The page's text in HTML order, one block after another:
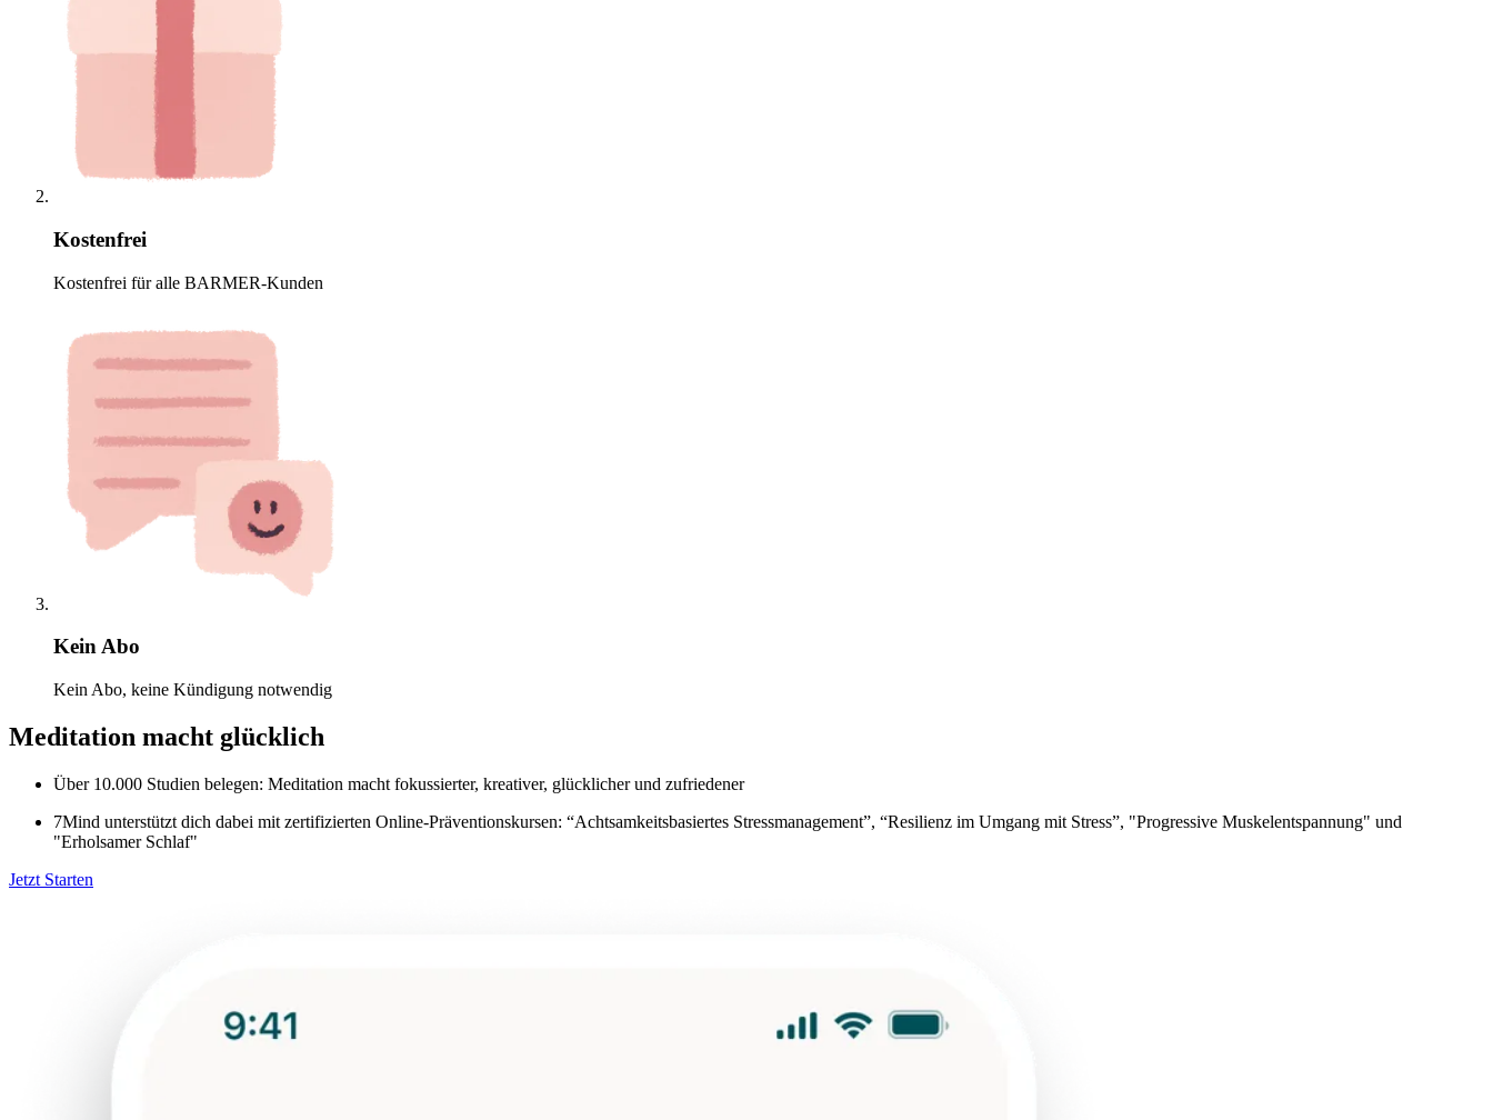
Kostenfrei
Kostenfrei für alle BARMER-Kunden
Kein Abo
Kein Abo, keine Kündigung notwendig
Meditation macht glücklich
Über 10.000 Studien belegen: Meditation macht fokussierter, kreativer, glücklicher und zufriedener
7Mind unterstützt dich dabei mit zertifizierten Online-Präventionskursen: “Achtsamkeitsbasiertes Stressmanagement”, “Resilienz im Umgang mit Stress”, "Progressive Muskelentspannung" und
"Erholsamer Schlaf"
Jetzt Starten